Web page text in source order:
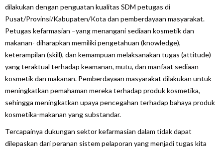
dilakukan dengan penguatan kualitas SDM petugas di
Pusat/Provinsi/Kabupaten/Kota dan pemberdayaan masyarakat.
Petugas kefarmasian –yang menangani sediaan kosmetik dan
makanan- diharapkan memiliki pengetahuan (knowledge),
keterampilan (skill), dan kemampuan melaksanakan tugas (attitude)
yang teraktual terhadap keamanan, mutu, dan manfaat sediaan
kosmetik dan makanan. Pemberdayaan masyarakat dilakukan untuk
meningkatkan pemahaman mereka terhadap produk kosmetika,
sehingga meningkatkan upaya pencegahan terhadap bahaya produk
kosmetika-makanan yang substandar.
Tercapainya dukungan sektor kefarmasian dalam tidak dapat
dilepaskan dari peranan sistem pelaporan yang menjadi tugas kita